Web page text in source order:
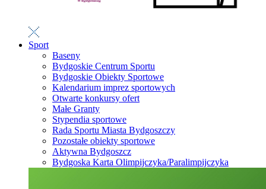
Sport
Baseny
Bydgoskie Centrum Sportu
Bydgoskie Obiekty Sportowe
Kalendarium imprez sportowych
Otwarte konkursy ofert
Małe Granty
Stypendia sportowe
Rada Sportu Miasta Bydgoszczy
Pozostałe obiekty sportowe
Aktywna Bydgoszcz
Bydgoska Karta Olimpijczyka/Paralimpijczyka